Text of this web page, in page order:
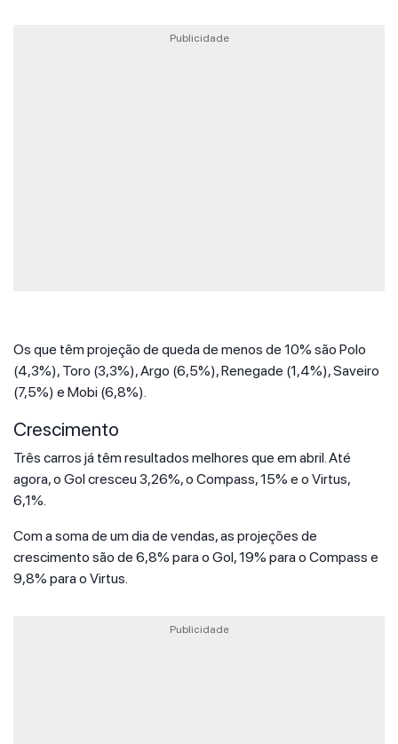
Publicidade
Os que têm projeção de queda de menos de 10% são Polo
(4,3%), Toro (3,3%), Argo (6,5%), Renegade (1,4%), Saveiro
(7,5%) e Mobi (6,8%).
Crescimento
Três carros já têm resultados melhores que em abril. Até
agora, o Gol cresceu 3,26%, o Compass, 15% e o Virtus,
6,1%.
Com a soma de um dia de vendas, as projeções de
crescimento são de 6,8% para o Gol, 19% para o Compass e
9,8% para o Virtus.
Publicidade